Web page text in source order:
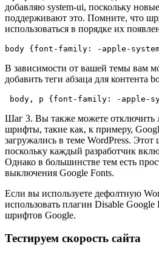
добавляю system-ui, поскольку
поддерживают это. Помните, что
использоваться в порядке их
body {font-family: -apple-
В зависимости от вашей темы вам
добавить теги абзаца для контента
body, p {font-family: -apple-
Шаг 3. Вы также можете отключить
шрифты, такие как, к примеру,
загружались в теме WordPress. Этот
поскольку каждый разработчик
Однако в большинстве тем есть
выключения Google Fonts.
Если вы используете дефолтную
использовать плагин Disable
шрифтов Google.
Тестируем скорость сайта